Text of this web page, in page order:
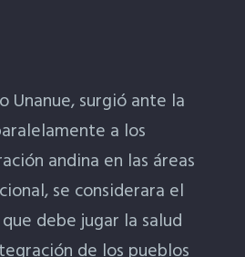
Unanue, surgió ante la
a los
andina en las áreas
se considerara el
debe jugar la salud
de los pueblos